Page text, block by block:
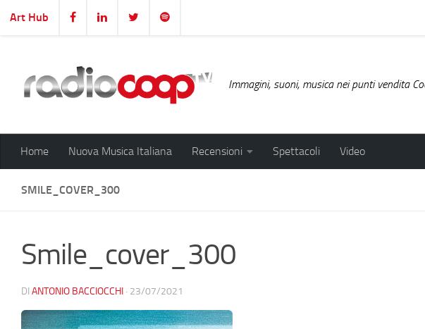
Salta al contenuto
Art Hub
Immagini, suoni, musica nei punti vendita
Home Nuova Musica Italiana Recensioni Spettacoli Video
SMILE_COVER_300
Smile_cover_300
DI ANTONIO BACCIOCCHI · 23/07/2021